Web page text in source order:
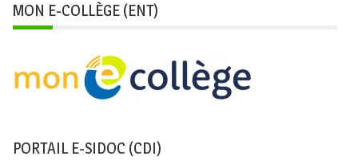
MON E-COLLÈGE (ENT)
PORTAIL E-SIDOC (CDI)